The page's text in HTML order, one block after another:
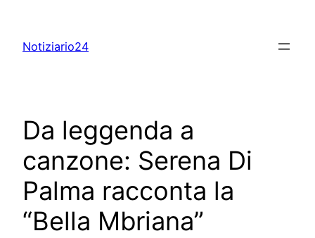
content
Notiziario24
Da leggenda a
canzone: Serena Di
Palma racconta la
“Bella Mbriana”